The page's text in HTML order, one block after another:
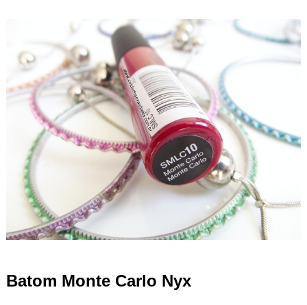
Batom Monte Carlo Nyx